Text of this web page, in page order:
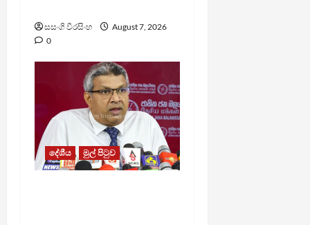
සසංගි වීරසිංහ
August 7, 2026
0
දේශීය මුල් පිටුව